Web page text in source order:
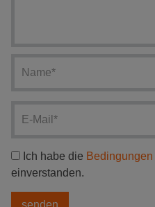
Ich habe die Bedingungen
einverstanden.